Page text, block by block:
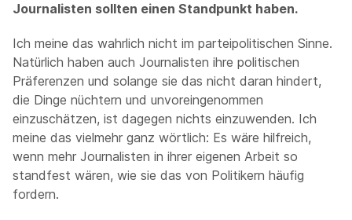
Journalisten sollten einen Standpunkt haben.
Ich meine das wahrlich nicht im parteipolitischen Sinne.
Natürlich haben auch Journalisten ihre politischen
Präferenzen und solange sie das nicht daran hindert,
die Dinge nüchtern und unvoreingenommen
einzuschätzen, ist dagegen nichts einzuwenden. Ich
meine das vielmehr ganz wörtlich: Es wäre hilfreich,
wenn mehr Journalisten in ihrer eigenen Arbeit so
standfest wären, wie sie das von Politikern häufig
fordern.